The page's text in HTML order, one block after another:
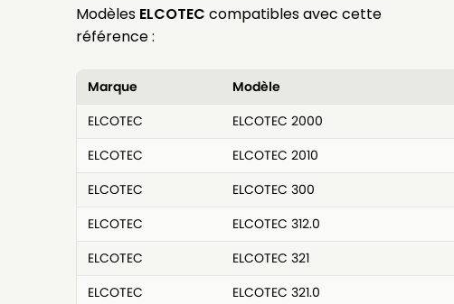
Modèles ELCOTEC compatibles avec cette
référence :
Marque
Modèle
ELCOTEC
ELCOTEC 2000
ELCOTEC
ELCOTEC 2010
ELCOTEC
ELCOTEC 300
ELCOTEC
ELCOTEC 312.0
ELCOTEC
ELCOTEC 321
ELCOTEC
ELCOTEC 321.0